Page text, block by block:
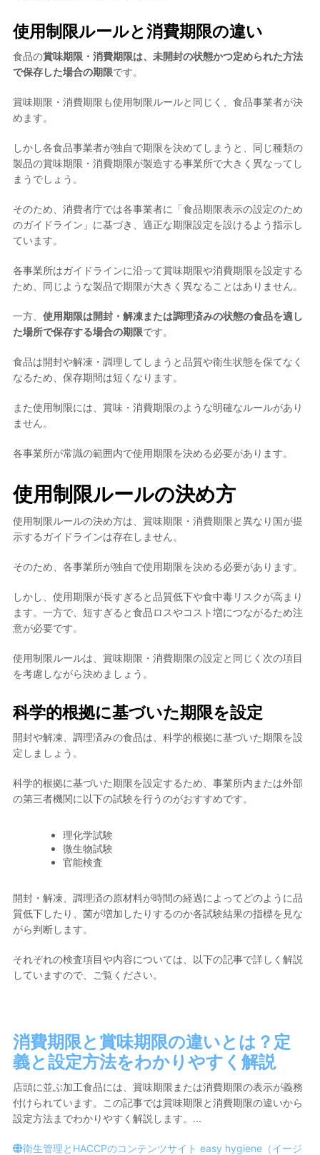
使用制限ルールと消費期限の違い
食品の賞味期限・消費期限は、未開封の状態かつ定められた方法
で保存した場合の期限です。
賞味期限・消費期限も使用制限ルールと同じく、食品事業者が決
めます。
しかし各食品事業者が独自で期限を決めてしまうと、同じ種類の
製品の賞味期限・消費期限が製造する事業所で大きく異なってし
まうでしょう。
そのため、消費者庁では各事業者に「食品期限表示の設定のため
のガイドライン」に基づき、適正な期限設定を設けるよう指示し
ています。
各事業所はガイドラインに沿って賞味期限や消費期限を設定する
ため、同じような製品で期限が大きく異なることはありません。
一方、 使用期限は開封・解凍または調理済みの状態の食品を適し
た場所で保存する場合の期限です。
食品は開封や解凍・調理してしまうと品質や衛生状態を保てなく
なるため、保存期間は短くなります。
また使用制限には、賞味・消費期限のような明確なルールがあり
ません。
各事業所が常識の範囲内で使用期限を決める必要があります。
使用制限ルールの決め方
使用制限ルールの決め方は、賞味期限・消費期限と異なり国が提
示するガイドラインは存在しません。
そのため、各事業所が独自で使用期限を決める必要があります。
しかし、使用期限が長すぎると品質低下や食中毒リスクが高まり
ます。一方で、短すぎると食品ロスやコスト増につながるため注
意が必要です。
使用制限ルールは、賞味期限・消費期限の設定と同じく次の項目
を考慮しながら決めましょう。
科学的根拠に基づいた期限を設定
開封や解凍、調理済みの食品は、科学的根拠に基づいた期限を設
定しましょう。
科学的根拠に基づいた期限を設定するため、事業所内または外部
の第三者機関に以下の試験を行うのがおすすめです。
理化学試験
微生物試験
官能検査
開封・解凍、調理済の原材料が時間の経過によってどのように品
質低下したり、菌が増加したりするのか各試験結果の指標を見な
がら判断します。
それぞれの検査項目や内容については、以下の記事で詳しく解説
していますので、ご覧ください。
消費期限と賞味期限の違いとは？定
義と設定方法をわかりやすく解説
店頭に並ぶ加工食品には、賞味期限または消費期限の表示が義務
付けられています。この記事では賞味期限と消費期限の違いから
設定方法までわかりやすく解説します。...
衛生管理とHACCPのコンテンツサイト easy hygiene（イージ